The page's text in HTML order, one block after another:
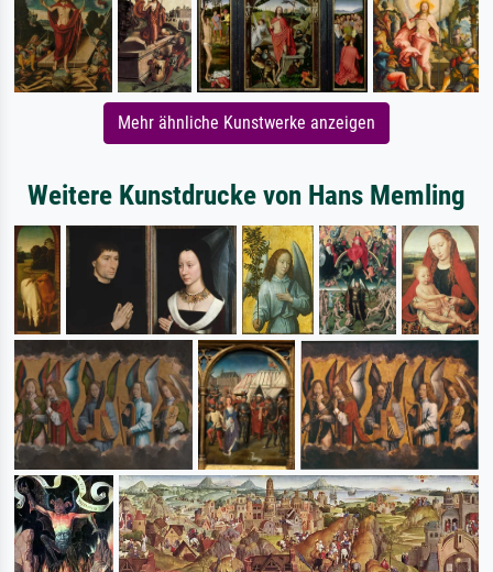
Mehr ähnliche Kunstwerke anzeigen
Weitere Kunstdrucke von Hans Memling